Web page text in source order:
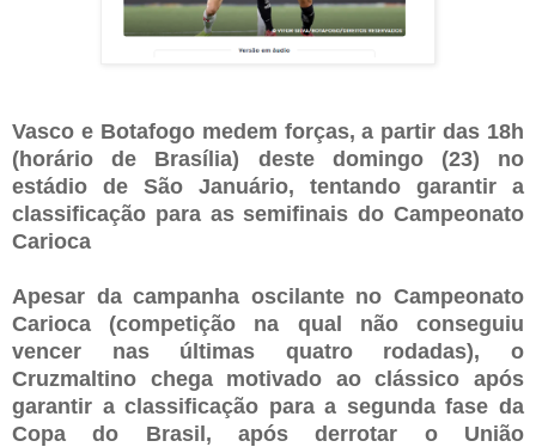
Vasco e Botafogo medem forças, a partir das 18h
(horário de Brasília) deste domingo (23) no
estádio de São Januário, tentando garantir a
classificação para as semifinais do Campeonato
Carioca
Apesar da campanha oscilante no Campeonato
Carioca (competição na qual não conseguiu
vencer nas últimas quatro rodadas), o
Cruzmaltino chega motivado ao clássico após
garantir a classificação para a segunda fase da
Copa do Brasil, após derrotar o União